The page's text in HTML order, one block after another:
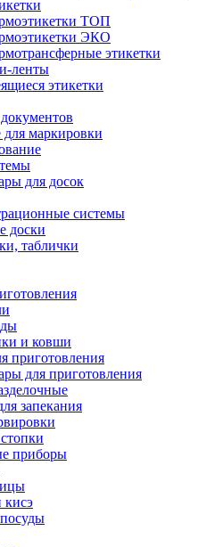
ТОП
ЭКО
этикетки
ленты
этикетки
маркировки
для досок
системы
доски
таблички
и ковши
приготовления
для приготовления
запекания
приборы